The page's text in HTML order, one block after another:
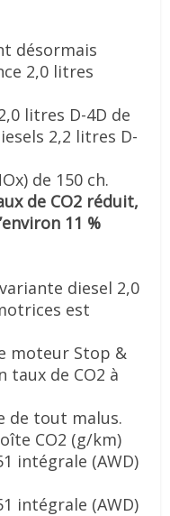
désormais
2,0 litres
litres D-4D de
2,2 litres D-
de 150 ch.
de CO2 réduit,
11 %
diesel 2,0
est
moteur Stop &
de CO2 à
de tout malus.
CO2 (g/km)
intégrale (AWD)
intégrale (AWD)